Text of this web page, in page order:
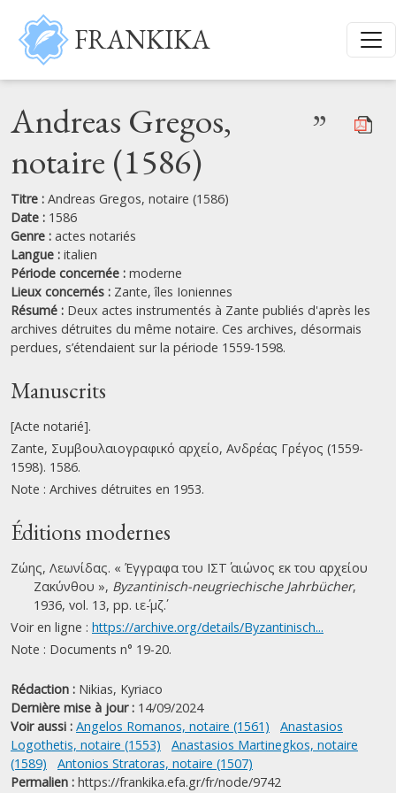
Aller au contenu principal
FRANKIKA
Andreas Gregos,
notaire (1586)
”
Titre : Andreas Gregos, notaire (1586)
Date : 1586
Genre : actes notariés
Langue : italien
Période concernée : moderne
Lieux concernés : Zante,îles Ioniennes
Résumé : Deux actes instrumentés à Zante publiés d'après les
archives détruites du même notaire. Ces archives, désormais
perdues, s’étendaient sur la période 1559-1598.
Manuscrits
[Acte notarié].
Zante, Συμβουλαιογραφικό αρχείο, Ανδρέας Γρέγος (1559-
1598). 1586.
Note : Archives détruites en 1953.
Éditions modernes
Ζώης, Λεωνίδας. « Έγγραφα του ΙΣΤ΄ αιώνος εκ του αρχείου
Ζακύνθου », Byzantinisch-neugriechische Jahrbücher,
1936, vol. 13, pp. ιε΄-μζ΄.
Voir en ligne : https://archive.org/details/Byzantinisch...
Note : Documents n° 19-20.
Rédaction : Nikias, Kyriaco
Dernière mise à jour : 14/09/2024
Voir aussi : Angelos Romanos, notaire (1561)
Anastasios
Logothetis, notaire (1553)
Anastasios Martinegkos, notaire
(1589)
Antonios Stratoras, notaire (1507)
Permalien : https://frankika.efa.gr/fr/node/9742